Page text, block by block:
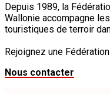
Depuis 1989, la
Wallonie accompagne
touristiques de terroir
Rejoignez une
Nous contacter